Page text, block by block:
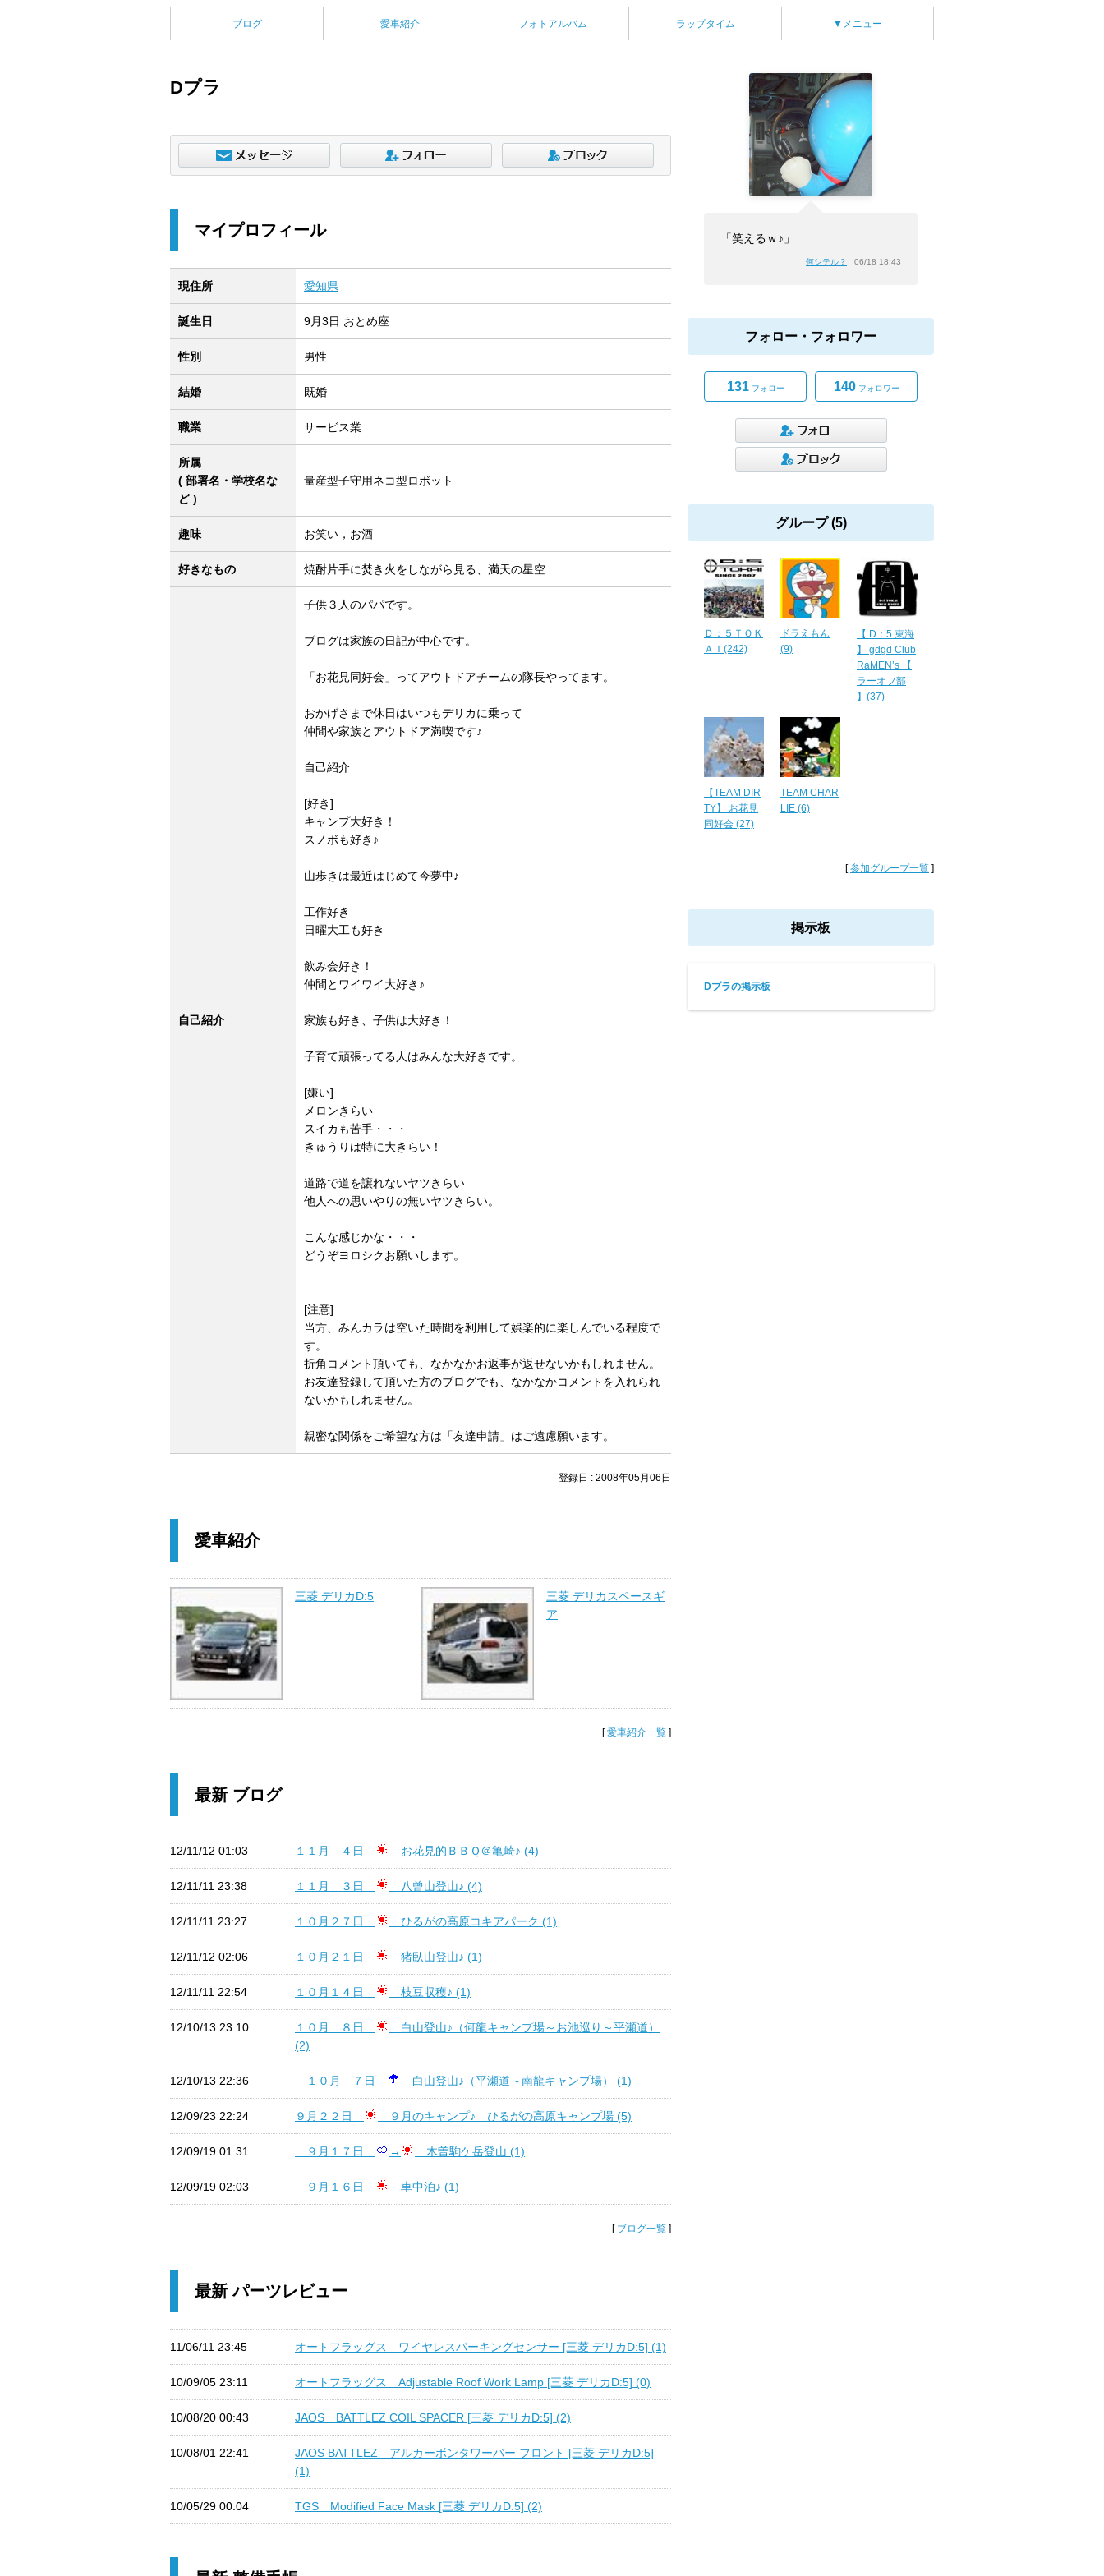
ブログ 愛車紹介 フォトアルバム ラップタイム ▼メニュー
Dプラ
「笑えるｗ♪」
何シテル？ 06/18 18:43
フォロー・フォロワー
131フォロー 140フォロワー
グループ (5)
Ｄ：５ＴＯＫ
ＡＩ(242)
ドラえもん
(9)
【 D：5 東海
】 gdgd Club
RaMEN’s 【
ラーオフ部
】(37)
【TEAM DIR
TY】 お花見
同好会 (27)
TEAM CHAR
LIE (6)
[参加グループ一覧 ]
掲示板
Dプラの掲示板
マイプロフィール
現住所 愛知県
誕生日 9月3日 おとめ座
性別 男性
結婚 既婚
職業 サービス業
所属
( 部署名・学校名な
ど )
量産型子守用ネコ型ロボット
趣味 お笑い，お酒
好きなもの 焼酎片手に焚き火をしながら見る、満天の星空
自己紹介
子供３人のパパです。
ブログは家族の日記が中心です。
「お花見同好会」ってアウトドアチームの隊長やってます。
おかげさまで休日はいつもデリカに乗って
仲間や家族とアウトドア満喫です♪
自己紹介
[好き]
キャンプ大好き！
スノボも好き♪
山歩きは最近はじめて今夢中♪
工作好き
日曜大工も好き
飲み会好き！
仲間とワイワイ大好き♪
家族も好き、子供は大好き！
子育て頑張ってる人はみんな大好きです。
[嫌い]
メロンきらい
スイカも苦手・・・
きゅうりは特に大きらい！
道路で道を譲れないヤツきらい
他人への思いやりの無いヤツきらい。
こんな感じかな・・・
どうぞヨロシクお願いします。
[注意]
当方、みんカラは空いた時間を利用して娯楽的に楽しんでいる程度で
す。
折角コメント頂いても、なかなかお返事が返せないかもしれません。
お友達登録して頂いた方のブログでも、なかなかコメントを入れられ
ないかもしれません。
親密な関係をご希望な方は「友達申請」はご遠慮願います。
登録日 : 2008年05月06日
愛車紹介
三菱 デリカD:5
三菱 デリカスペースギ
ア
[愛車紹介一覧 ]
最新 ブログ
12/11/12 01:03 １１月 ４日 お花見的ＢＢＱ＠亀崎♪ (4)
12/11/11 23:38 １１月 ３日 八曾山登山♪ (4)
12/11/11 23:27 １０月２７日 ひるがの高原コキアパーク (1)
12/11/12 02:06 １０月２１日 猪臥山登山♪ (1)
12/11/11 22:54 １０月１４日 枝豆収穫♪ (1)
12/10/13 23:10 １０月 ８日
白山登山♪（何龍キャンプ場～お池巡り～平瀬道）
(2)
12/10/13 22:36 １０月 ７日 白山登山♪（平瀬道～南龍キャンプ場） (1)
12/09/23 22:24 ９月２２日 ９月のキャンプ♪ ひるがの高原キャンプ場 (5)
12/09/19 01:31 ９月１７日 → 木曽駒ケ岳登山 (1)
12/09/19 02:03 ９月１６日 車中泊♪ (1)
[ ブログ一覧 ]
最新 パーツレビュー
11/06/11 23:45 オートフラッグス ワイヤレスパーキングセンサー [三菱 デリカD:5] (1)
10/09/05 23:11 オートフラッグス Adjustable Roof Work Lamp [三菱 デリカD:5] (0)
10/08/20 00:43 JAOS BATTLEZ COIL SPACER [三菱 デリカD:5] (2)
10/08/01 22:41
JAOS BATTLEZ アルカーボンタワーバー フロント [三菱 デリカD:5]
(1)
10/05/29 00:04 TGS Modified Face Mask [三菱 デリカD:5] (2)